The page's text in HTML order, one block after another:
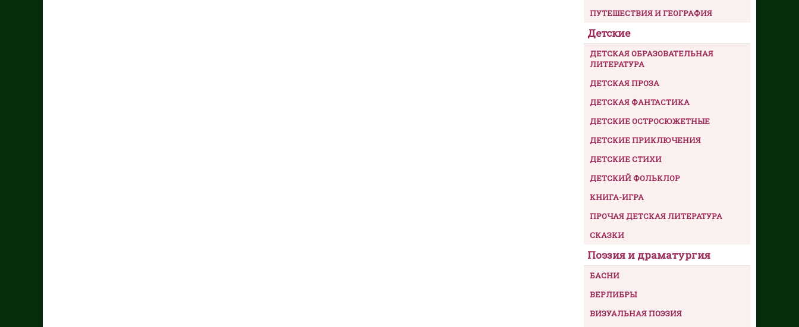
ПУТЕШЕСТВИЯ И ГЕОГРАФИЯ
Детские
ДЕТСКАЯ ОБРАЗОВАТЕЛЬНАЯ
ЛИТЕРАТУРА
ДЕТСКАЯ ПРОЗА
ДЕТСКАЯ ФАНТАСТИКА
ДЕТСКИЕ ОСТРОСЮЖЕТНЫЕ
ДЕТСКИЕ ПРИКЛЮЧЕНИЯ
ДЕТСКИЕ СТИХИ
ДЕТСКИЙ ФОЛЬКЛОР
КНИГА-ИГРА
ПРОЧАЯ ДЕТСКАЯ ЛИТЕРАТУРА
СКАЗКИ
Поэзия и драматургия
БАСНИ
ВЕРЛИБРЫ
ВИЗУАЛЬНАЯ ПОЭЗИЯ